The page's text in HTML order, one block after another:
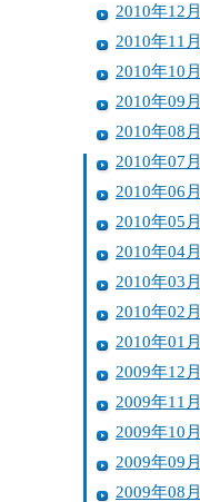
2010年12月
2010年11月
2010年10月
2010年09月
2010年08月
2010年07月
2010年06月
2010年05月
2010年04月
2010年03月
2010年02月
2010年01月
2009年12月
2009年11月
2009年10月
2009年09月
2009年08月